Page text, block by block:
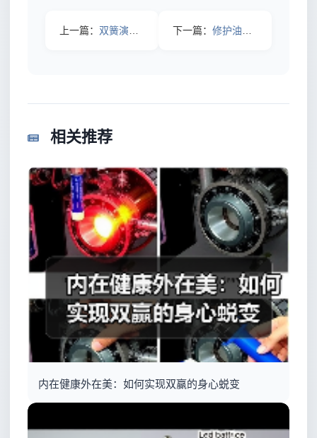
上一篇： 双簧演员脸上抹的竟然是它，原来舞台光彩的秘密在这里 下一篇： 修护油竟然不是油皮专属，原来它才是护肤界的隐藏王者
相关推荐
内在健康外在美：如何实现双赢的身心蜕变